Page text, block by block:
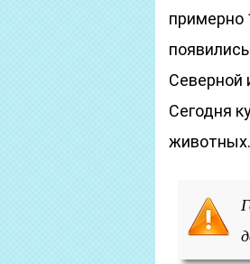
примерно
Северной
Сегодня
животных.